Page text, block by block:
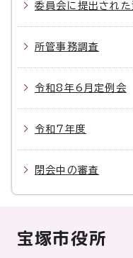
委員会に提出された
所管事務調査
令和8年6月定例会
令和7年度
閉会中の審査
宝塚市役所